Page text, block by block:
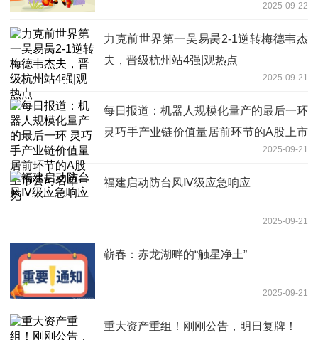
2025-09-22
力克前世界第一吴易昺2-1逆转梅德韦杰
夫，晋级杭州站4强|观热点
2025-09-21
每日报道：机器人规模化量产的最后一环
灵巧手产业链价值量居前环节的A股上市
2025-09-21
福建启动防台风Ⅳ级应急响应
2025-09-21
蕲春：赤龙湖畔的“触星净土”
2025-09-21
重大资产重组！刚刚公告，明日复牌！